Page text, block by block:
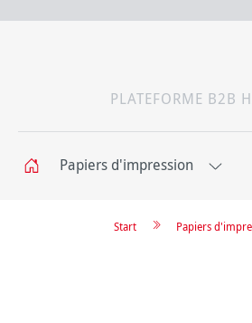
PLATEFORME B2B
Papiers d'impression
Papiers
Start